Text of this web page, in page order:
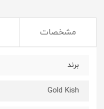
مشخصات
برند
Gold Kish